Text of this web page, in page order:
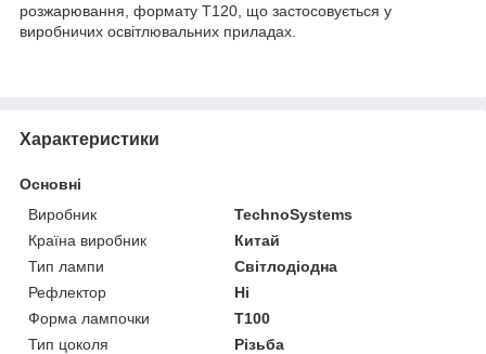
розжарювання, формату Т120, що застосовується у
виробничих освітлювальних приладах.
Характеристики
Основні
Виробник
TechnoSystems
Країна виробник
Китай
Тип лампи
Світлодіодна
Рефлектор
Ні
Форма лампочки
Т100
Тип цоколя
Різьба